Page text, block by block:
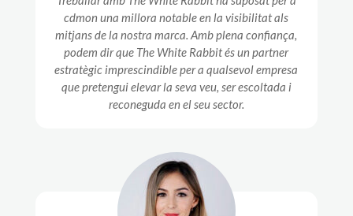
cdmon una millora notable en la visibilitat als
mitjans de la nostra marca. Amb plena confiança,
podem dir que The White Rabbit és un partner
estratègic imprescindible per a qualsevol empresa
que pretengui elevar la seva veu, ser escoltada i
reconeguda en el seu sector.